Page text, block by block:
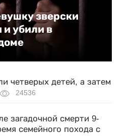
зверски
и убили в
четверых детей, а затем
24536
загадочной смерти 9-
семейного похода с